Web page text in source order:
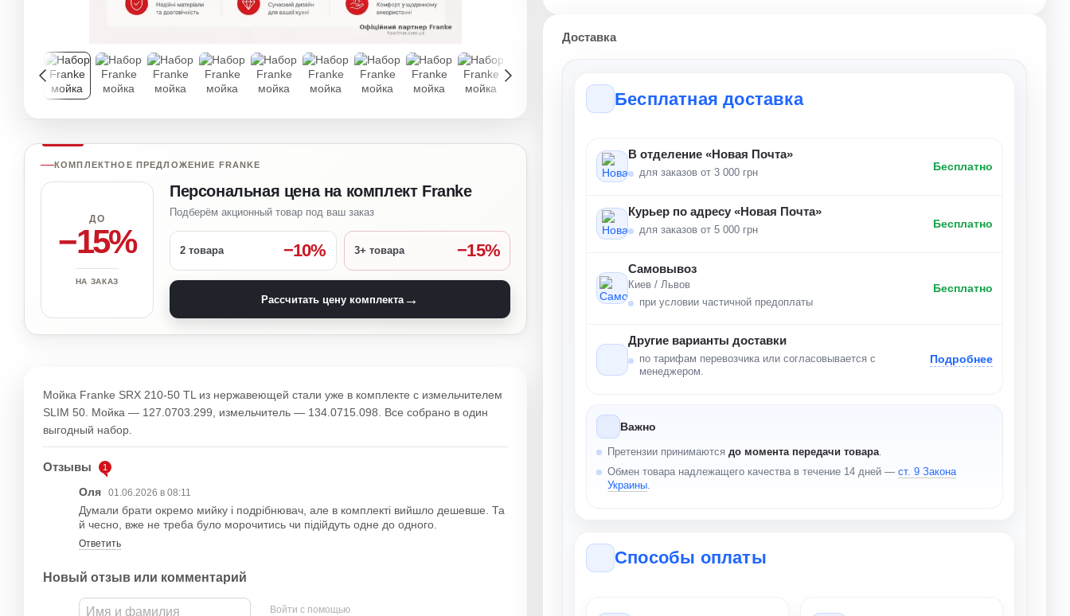
КОМПЛЕКТНОЕ ПРЕДЛОЖЕНИЕ FRANKE
ДО
−15%
НА ЗАКАЗ
Персональная цена на комплект Franke
Подберём акционный товар под ваш заказ
2 товара −10% 3+ товара −15%
Рассчитать цену комплекта→
Мойка Franke SRX 210-50 TL из нержавеющей стали уже в комплекте с измельчителем
SLIM 50. Мойка — 127.0703.299, измельчитель — 134.0715.098. Все собрано в один
выгодный набор.
Отзывы 1
Оля 01.06.2026 в 08:11
Думали брати окремо мийку і подрібнювач, але в комплекті вийшло дешевше. Та
й чесно, вже не треба було морочитись чи підійдуть одне до одного.
Ответить
Новый отзыв или комментарий
Войти с помощью
Доставка
Бесплатная доставка
В отделение «Новая Почта»
для заказов от 3 000 грн Бесплатно
Курьер по адресу «Новая Почта»
для заказов от 5 000 грн Бесплатно
Самовывоз
Киев / Львов
при условии частичной предоплаты
Бесплатно
Другие варианты доставки
по тарифам перевозчика или согласовывается с
менеджером.
Подробнее
Важно
Претензии принимаются до момента передачи товара.
Обмен товара надлежащего качества в течение 14 дней — ст. 9 Закона
Украины
Способы оплаты